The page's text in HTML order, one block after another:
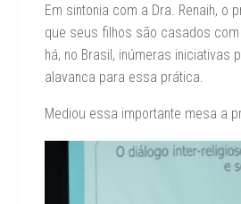
Em sintonia com a Dra. Renaih,
que seus filhos são casados
há, no Brasil, inúmeras iniciativas
alavanca para essa prática.
Mediou essa importante mesa a